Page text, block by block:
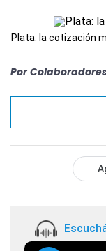
Plata: la cotización
Por